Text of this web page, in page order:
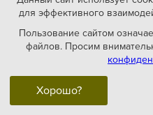
для эффективного
Пользование сайтом
файлов. Просим
Хорошо?